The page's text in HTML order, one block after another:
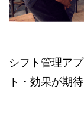
シフト管理ア
ト・効果が期